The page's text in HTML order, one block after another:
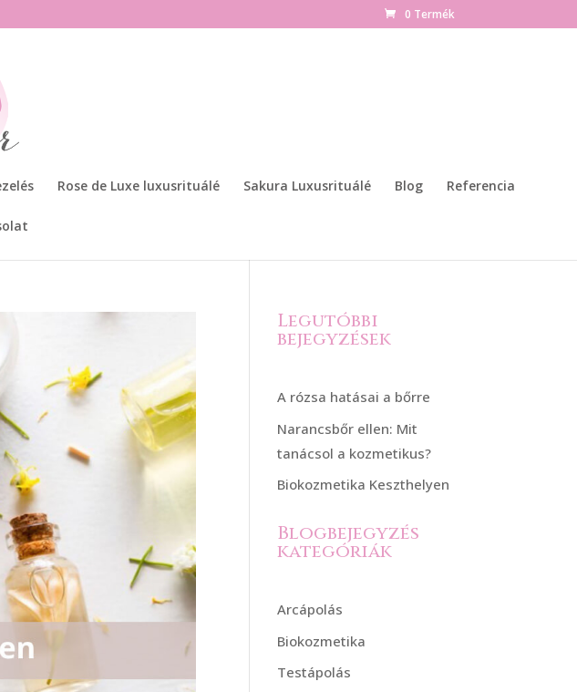
0 Termék
Rose de Luxe luxusrituálé Sakura Luxusrituálé Blog Referencia
Legutóbbi
bejegyzések
A rózsa hatásai a bőrre
Narancsbőr ellen: Mit
tanácsol a kozmetikus?
Biokozmetika Keszthelyen
Blogbejegyzés
kategóriák
Arcápolás
Biokozmetika
Testápolás